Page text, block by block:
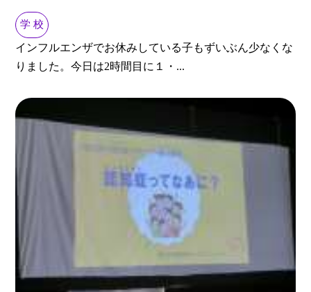
学 校
インフルエンザでお休みしている子もずいぶん少なくな
りました。今日は2時間目に１・...